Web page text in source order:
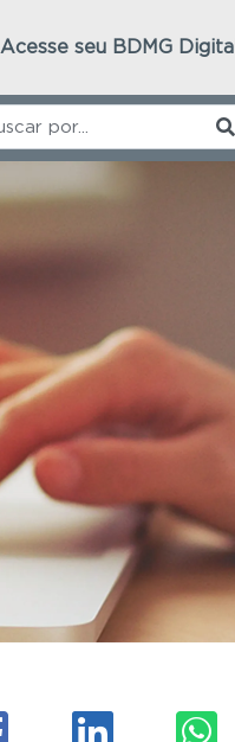
Acesse seu BDMG Digital